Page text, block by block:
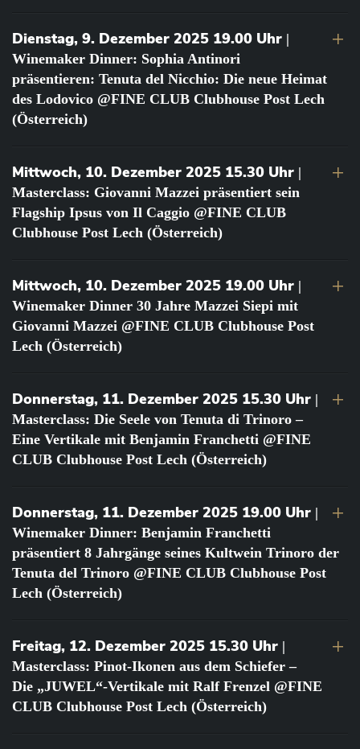
Dienstag, 9. Dezember 2025 19.00 Uhr |
Winemaker Dinner: Sophia Antinori
präsentieren: Tenuta del Nicchio: Die neue Heimat
des Lodovico @FINE CLUB Clubhouse Post Lech
(Österreich)
Mittwoch, 10. Dezember 2025 15.30 Uhr |
Masterclass: Giovanni Mazzei präsentiert sein
Flagship Ipsus von Il Caggio @FINE CLUB
Clubhouse Post Lech (Österreich)
Mittwoch, 10. Dezember 2025 19.00 Uhr |
Winemaker Dinner 30 Jahre Mazzei Siepi mit
Giovanni Mazzei @FINE CLUB Clubhouse Post
Lech (Österreich)
Donnerstag, 11. Dezember 2025 15.30 Uhr |
Masterclass: Die Seele von Tenuta di Trinoro –
Eine Vertikale mit Benjamin Franchetti @FINE
CLUB Clubhouse Post Lech (Österreich)
Donnerstag, 11. Dezember 2025 19.00 Uhr |
Winemaker Dinner: Benjamin Franchetti
präsentiert 8 Jahrgänge seines Kultwein Trinoro der
Tenuta del Trinoro @FINE CLUB Clubhouse Post
Lech (Österreich)
Freitag, 12. Dezember 2025 15.30 Uhr |
Masterclass: Pinot-Ikonen aus dem Schiefer –
Die „JUWEL“-Vertikale mit Ralf Frenzel @FINE
CLUB Clubhouse Post Lech (Österreich)